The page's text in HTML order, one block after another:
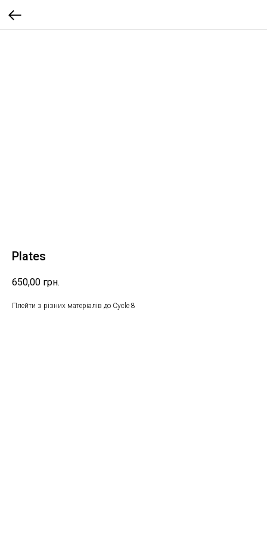
Plates
650,00 грн.
Плейти з різних матеріалів до Cycle 8